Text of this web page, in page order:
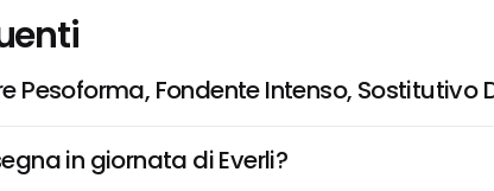
Fondente Intenso, Sostitutivo
in giornata di Everli?